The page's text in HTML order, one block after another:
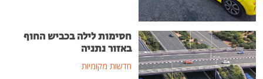
חסימות לילה בכביש החוף
באזור נתניה
חדשות מקומיות